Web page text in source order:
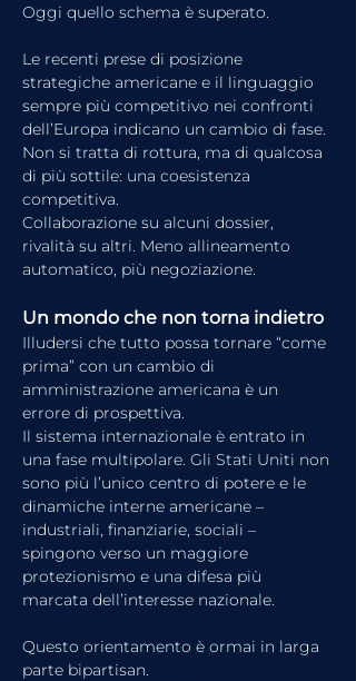
Oggi quello schema è superato.
Le recenti prese di posizione
strategiche americane e il linguaggio
sempre più competitivo nei confronti
dell’Europa indicano un cambio di fase.
Non si tratta di rottura, ma di qualcosa
di più sottile: una coesistenza
competitiva.
Collaborazione su alcuni dossier,
rivalità su altri. Meno allineamento
automatico, più negoziazione.
Un mondo che non torna indietro
Illudersi che tutto possa tornare “come
prima” con un cambio di
amministrazione americana è un
errore di prospettiva.
Il sistema internazionale è entrato in
una fase multipolare. Gli Stati Uniti non
sono più l’unico centro di potere e le
dinamiche interne americane –
industriali, finanziarie, sociali –
spingono verso un maggiore
protezionismo e una difesa più
marcata dell’interesse nazionale.
Questo orientamento è ormai in larga
parte bipartisan.